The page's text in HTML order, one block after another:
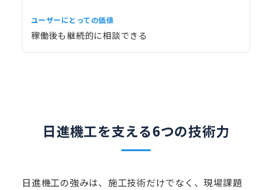
稼働後も継続的に相談できる
日進機工を支える6つの技術力
日進機工の強みは、施工技術だけでなく、現場課題